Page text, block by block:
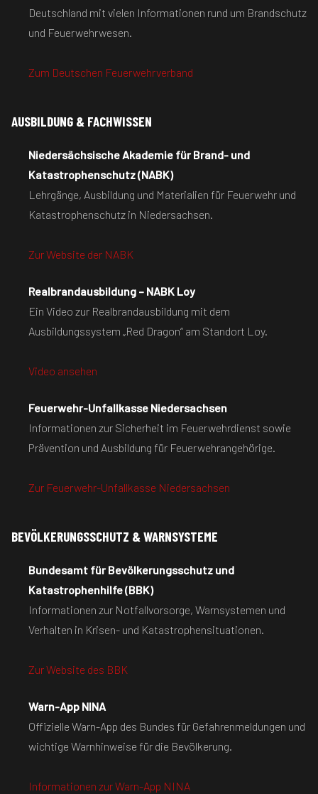
Deutschland mit vielen Informationen rund um Brandschutz
und Feuerwehrwesen.
Zum Deutschen Feuerwehrverband
AUSBILDUNG & FACHWISSEN
Niedersächsische Akademie für Brand- und
Katastrophenschutz (NABK)
Lehrgänge, Ausbildung und Materialien für Feuerwehr und
Katastrophenschutz in Niedersachsen.
Zur Website der NABK
Realbrandausbildung – NABK Loy
Ein Video zur Realbrandausbildung mit dem
Ausbildungssystem „Red Dragon“ am Standort Loy.
Video ansehen
Feuerwehr-Unfallkasse Niedersachsen
Informationen zur Sicherheit im Feuerwehrdienst sowie
Prävention und Ausbildung für Feuerwehrangehörige.
Zur Feuerwehr-Unfallkasse Niedersachsen
BEVÖLKERUNGSSCHUTZ & WARNSYSTEME
Bundesamt für Bevölkerungsschutz und
Katastrophenhilfe (BBK)
Informationen zur Notfallvorsorge, Warnsystemen und
Verhalten in Krisen- und Katastrophensituationen.
Zur Website des BBK
Warn-App NINA
Offizielle Warn-App des Bundes für Gefahrenmeldungen und
wichtige Warnhinweise für die Bevölkerung.
Informationen zur Warn-App NINA